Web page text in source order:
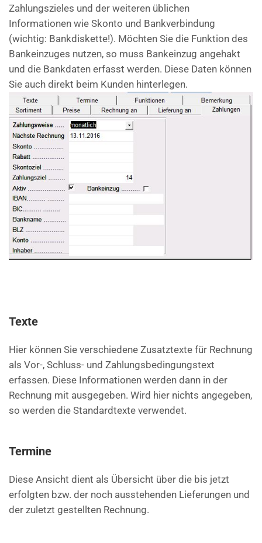
Zahlungszieles und der weiteren üblichen
Informationen wie Skonto und Bankverbindung
(wichtig: Bankdiskette!). Möchten Sie die Funktion des
Bankeinzuges nutzen, so muss Bankeinzug angehakt
und die Bankdaten erfasst werden. Diese Daten können
Sie auch direkt beim Kunden hinterlegen.
Texte
Hier können Sie verschiedene Zusatztexte für Rechnung
als Vor-, Schluss- und Zahlungsbedingungstext
erfassen. Diese Informationen werden dann in der
Rechnung mit ausgegeben. Wird hier nichts angegeben,
so werden die Standardtexte verwendet.
Termine
Diese Ansicht dient als Übersicht über die bis jetzt
erfolgten bzw. der noch ausstehenden Lieferungen und
der zuletzt gestellten Rechnung.